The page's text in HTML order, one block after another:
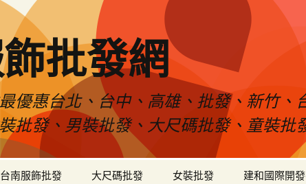
批發網
優惠台北、台中、高雄、批發、新竹、
批發、男裝批發、大尺碼批發、童裝批
台南服飾批發 大尺碼批發 女裝批發 建和國際開